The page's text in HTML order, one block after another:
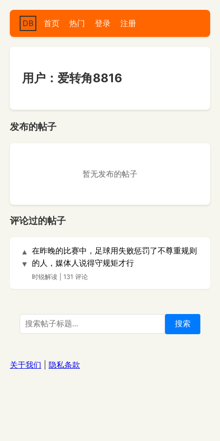
DB 首页 热门 登录 注册
用户：爱转角8816
发布的帖子
暂无发布的帖子
评论过的帖子
▲
▼
在昨晚的比赛中，足球用失败惩罚了不尊重规则
的人，媒体人说得守规矩才行
时锐解读 131 评论
搜索
关于我们 隐私条款